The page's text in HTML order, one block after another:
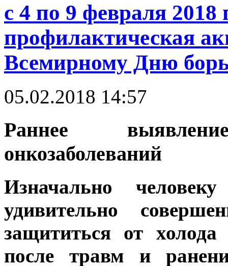
с 4 по 9 февраля
профилактическая
Всемирному Дню
05.02.2018 14:57
Раннее
онкозаболеваний
Изначально
удивительно
защититься от
после травм и